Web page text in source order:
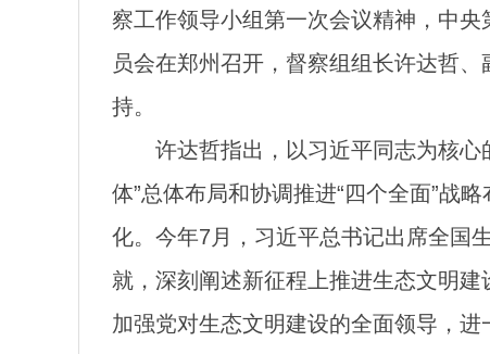
察工作领导小组第一次会议精神，中
员会在郑州召开，督察组组长许达哲
持。
许达哲指出，以习近平同志为核
体”总体布局和协调推进“四个全面”战
化。今年7月，习近平总书记出席全国
就，深刻阐述新征程上推进生态文明
加强党对生态文明建设的全面领导，